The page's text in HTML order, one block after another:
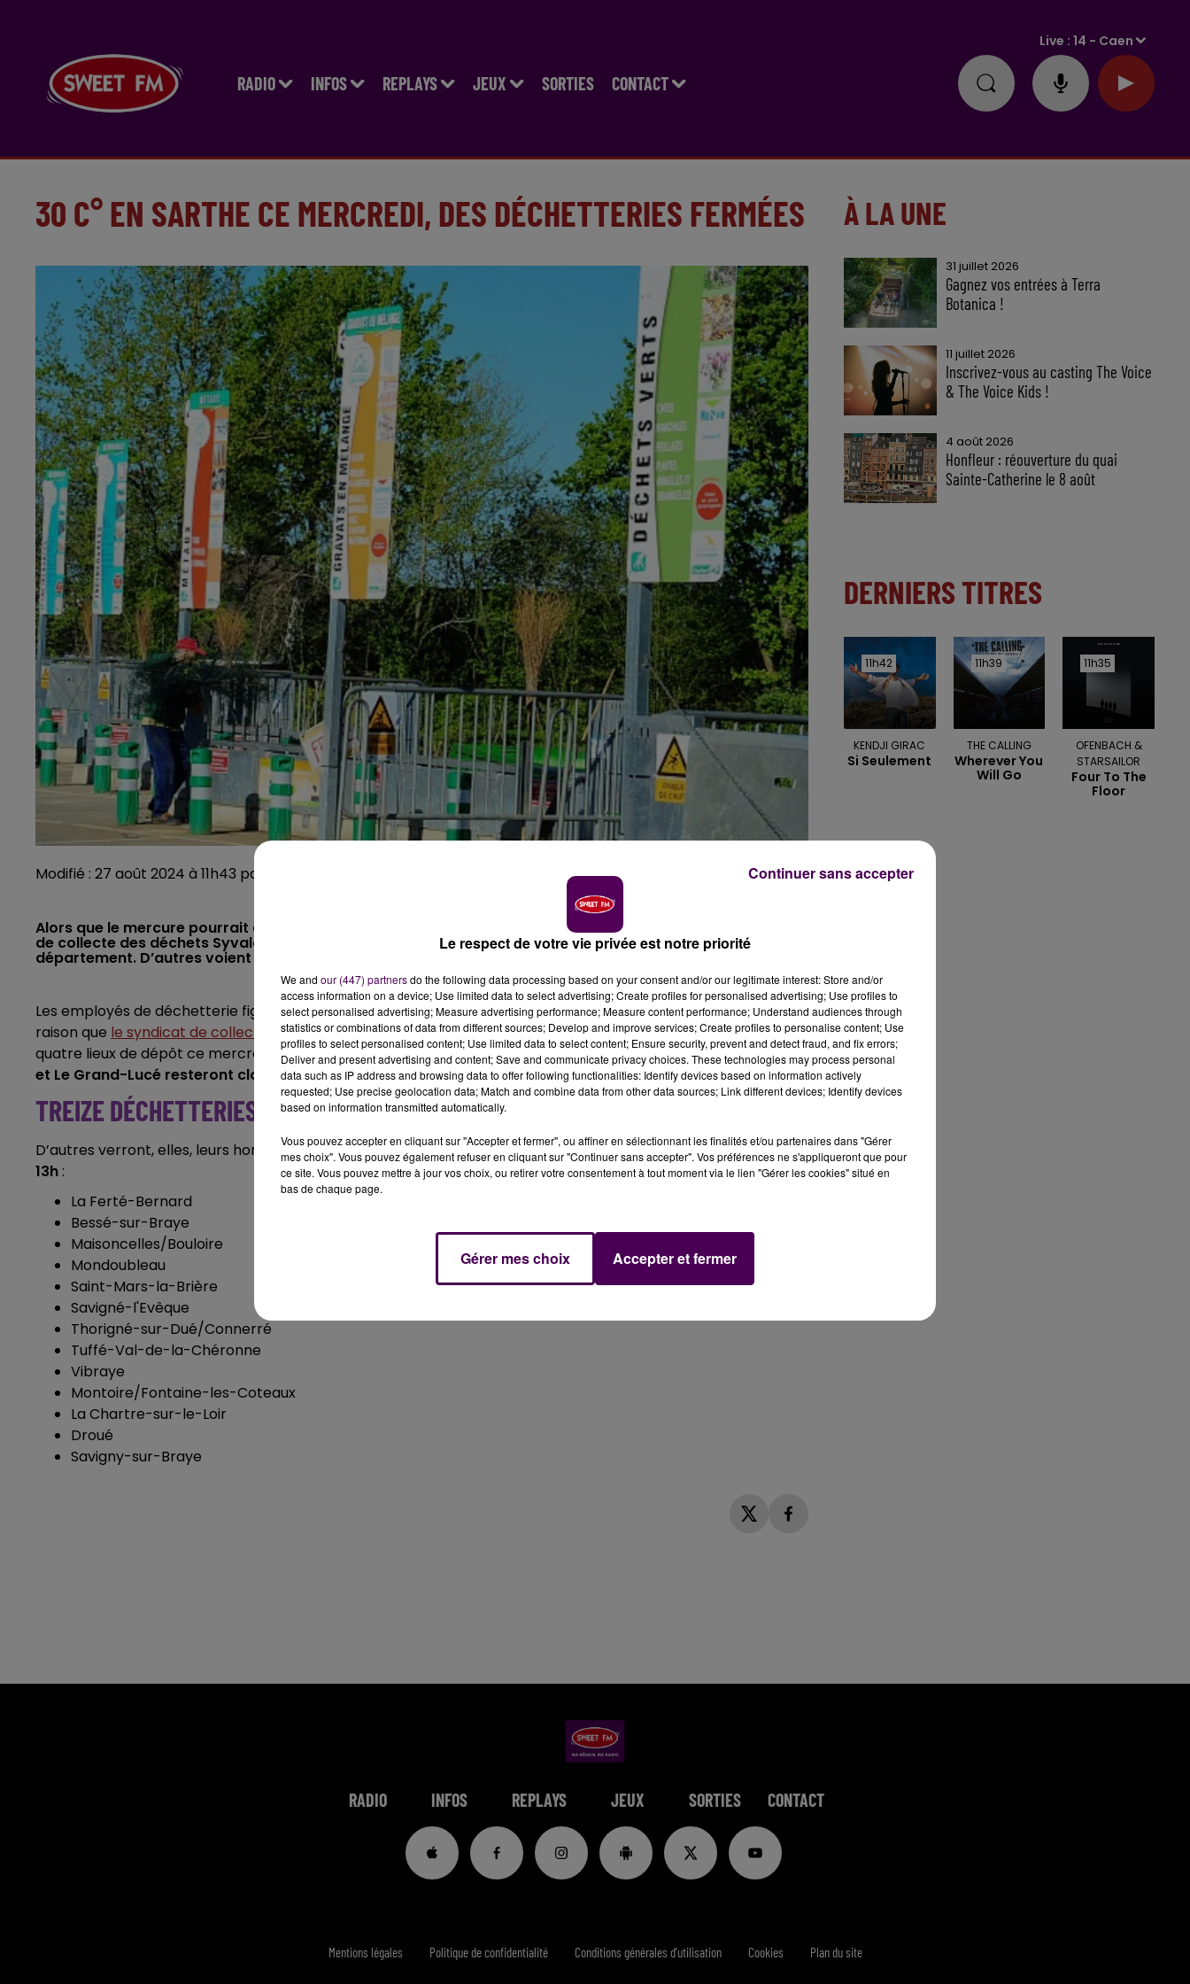
RADIO INFOS REPLAYS JEUX SORTIES CONTACT
Live :14 - Caen
30 C° EN SARTHE CE MERCREDI, DES DÉCHETTERIES FERMÉES
Modifié : 27 août 2024 à 11h43 par Corentin Allain
Alors que le mercure pourrait attendre la barre des 30 degrés ce mercredi 28 août en Sarthe, le syndicat
de collecte des déchets Syvalorm annonce la fermeture de plusieurs déchetteries de l’est du
département. D’autres voient leurs horaires modifiés.
Les employés de déchetterie figurent parmi les travailleurs plus exposés aux fortes chaleurs. C’est pour cette
raison que le syndicat de collecte et de traitement des déchets ménagers Syvalormannonce la fermeture de
quatre lieux de dépôt ce mercredi 28 aout : les déchetteries deMontaillé/Saint-Calais, Montmirail, Lombron
et Le Grand-Lucé resteront closes toute cette journée.
TREIZE DÉCHETTERIES OUVERTES UNIQUEMENT LE MATIN
D’autres verront, elles, leurs horaires d’ouvertures modifiés, et ne seront accessibles que le matin, de7h30 à
13h :
La Ferté-Bernard
Bessé-sur-Braye
Maisoncelles/Bouloire
Mondoubleau
Saint-Mars-la-Brière
Savigné-l'Evêque
Thorigné-sur-Dué/Connerré
Tuffé-Val-de-la-Chéronne
Vibraye
Montoire/Fontaine-les-Coteaux
La Chartre-sur-le-Loir
Droué
Savigny-sur-Braye
À LA UNE
31 juillet 2026
Gagnez vos entrées à Terra
Botanica !
11 juillet 2026
Inscrivez-vous au casting The Voice
& The Voice Kids !
4 août 2026
Honfleur : réouverture du quai
Sainte-Catherine le 8 août
DERNIERS TITRES
11h42
11h42
KENDJI GIRAC
Si Seulement
11h39
11h39
THE CALLING
Wherever You
Will Go
11h35
11h35
OFENBACH &
STARSAILOR
Four To The
Floor
RADIO INFOS REPLAYS JEUX SORTIES CONTACT
Mentions légales Politique de confidentialité Conditions générales d'utilisation Cookies Plan du site
Le respect de votre vie privée est notre priorité
We and our (447) partnersdo the following data processing based on your consent and/or our legitimate interest: Store and/or
access information on a device; Use limited data to select advertising; Create profiles for personalised advertising; Use profiles to
select personalised advertising; Measure advertising performance; Measure content performance; Understand audiences through
statistics or combinations of data from different sources; Develop and improve services; Create profiles to personalise content; Use
profiles to select personalised content; Use limited data to select content; Ensure security, prevent and detect fraud, and fix errors;
Deliver and present advertising and content; Save and communicate privacy choices. These technologies may process personal
data such as IP address and browsing data to offer following functionalities: Identify devices based on information actively
requested; Use precise geolocation data; Match and combine data from other data sources; Link different devices; Identify devices
based on information transmitted automatically.
Vous pouvez accepter en cliquant sur "Accepter et fermer", ou affiner en sélectionnant les finalités et/ou partenaires dans "Gérer
mes choix". Vous pouvez également refuser en cliquant sur "Continuer sans accepter". Vos préférences ne s'appliqueront que pour
ce site. Vous pouvez mettre à jour vos choix, ou retirer votre consentement à tout moment via le lien "Gérer les cookies" situé en
bas de chaque page.
Gérer mes choix Accepter et fermer
Continuer sans accepter